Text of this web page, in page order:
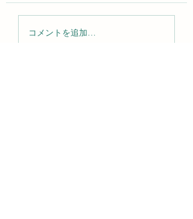
2026年 スリランカ巡礼
コメントを追加…